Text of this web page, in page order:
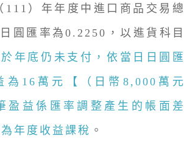
）年年度中進口商品交易總
圓匯率為0.2250，以進貨科目
年底仍未支付，依當日日圓匯
為16萬元【（日幣8,000萬元
益係匯率調整產生的帳面差
年度收益課稅 。